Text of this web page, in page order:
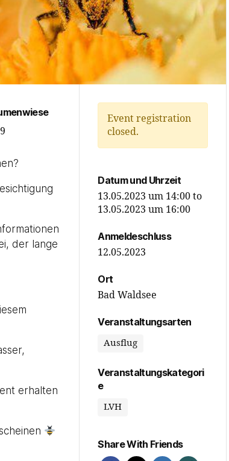
der lange
erhalten
Event registration
closed.
Datum und Uhrzeit
13.05.2023 um 14:00to
13.05.2023 um 16:00
Anmeldeschluss
12.05.2023
Ort
Bad Waldsee
Veranstaltungsarten
Ausflug
Veranstaltungskategori
e
LVH
Share With Friends